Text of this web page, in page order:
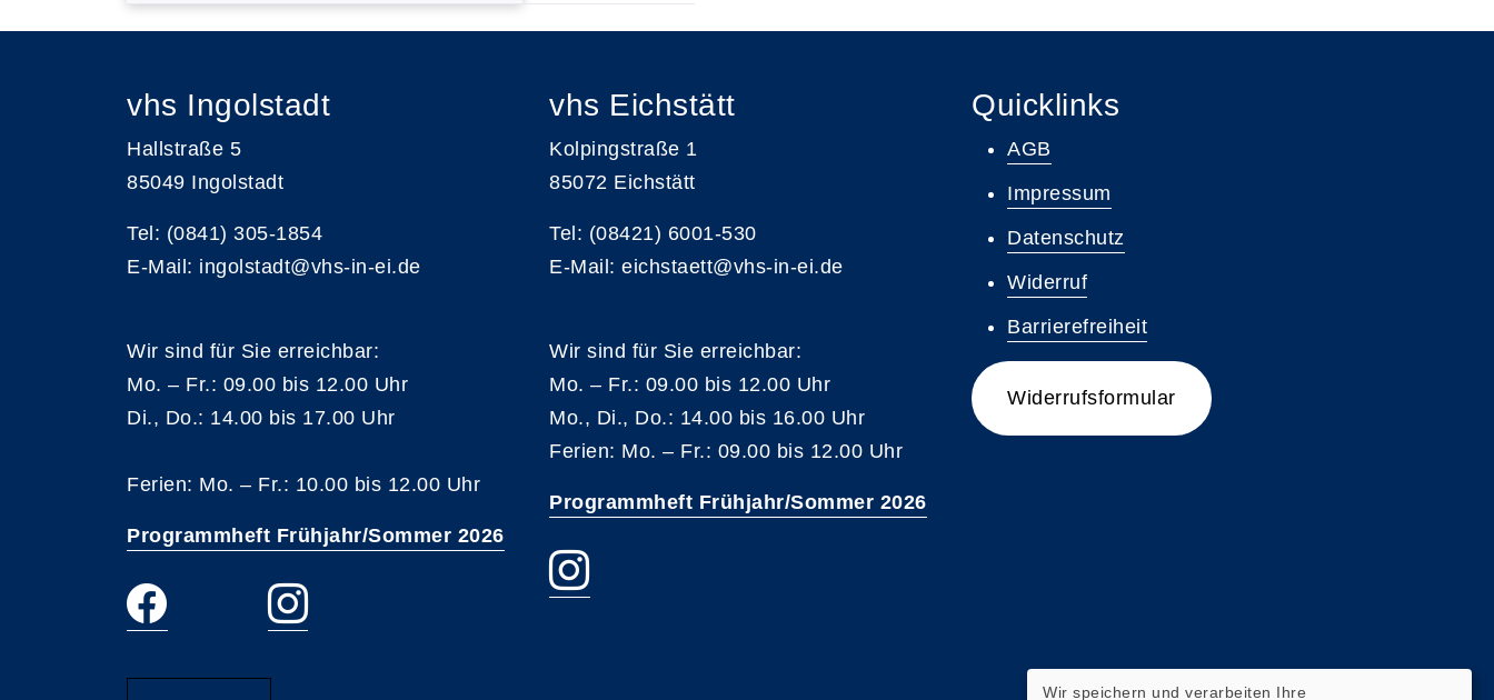
vhs Ingolstadt
Hallstraße 5
85049 Ingolstadt
Tel: (0841) 305-1854
E-Mail: ingolstadt@vhs-in-ei.de
Wir sind für Sie erreichbar:
Mo. – Fr.: 09.00 bis 12.00 Uhr
Di., Do.: 14.00 bis 17.00 Uhr
Ferien: Mo. – Fr.: 10.00 bis 12.00 Uhr
Programmheft Frühjahr/Sommer 2026
vhs Eichstätt
Kolpingstraße 1
85072 Eichstätt
Tel: (08421) 6001-530
E-Mail: eichstaett@vhs-in-ei.de
Wir sind für Sie erreichbar:
Mo. – Fr.: 09.00 bis 12.00 Uhr
Mo., Di., Do.: 14.00 bis 16.00 Uhr
Ferien: Mo. – Fr.: 09.00 bis 12.00 Uhr
Programmheft Frühjahr/Sommer 2026
Quicklinks
AGB
Impressum
Datenschutz
Widerruf
Barrierefreiheit
Widerrufsformular
Wir speichern und verarbeiten Ihre